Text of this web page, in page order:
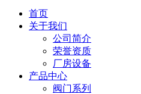
首页
关于我们
公司简介
荣誉资质
厂房设备
产品中心
阀门系列